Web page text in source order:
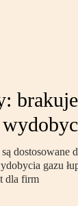
dostosowane
gazu
dla firm